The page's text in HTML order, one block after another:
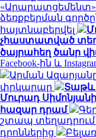
ձեռքբերման
հայտնաբերվել
չհաստատված
ծայրահեղ ծանր
Facebook-ին և
Արման
փրկարար
Տաթև
Մուրադ
հազար դրամ
շտապ
դրոններից